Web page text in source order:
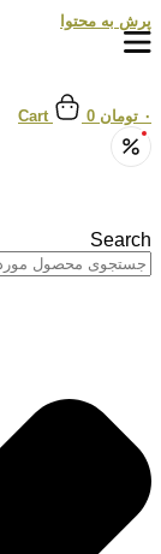
پرش به محتوا
تومان 0
Cart
Search